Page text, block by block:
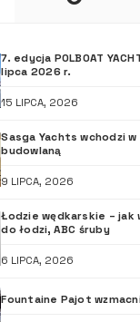
7. edycja POLBOAT
lipca 2026 r.
15 LIPCA, 2026
Sasga Yachts wchodzi
budowlaną
9 LIPCA, 2026
Łodzie wędkarskie – jak
do łodzi, ABC śruby
6 LIPCA, 2026
Fountaine Pajot